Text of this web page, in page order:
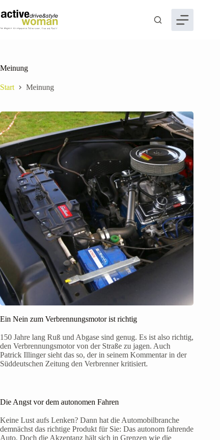
Inhalt
springen
Meinung
Start Meinung
Ein Nein zum Verbrennungsmotor ist richtig
150 Jahre lang Ruß und Abgase sind genug. Es ist also richtig,
den Verbrennungsmotor von der Straße zu jagen. Auch
Patrick Illinger sieht das so, der in seinem Kommentar in der
Süddeutschen Zeitung den Verbrenner kritisiert.
Die Angst vor dem autonomen Fahren
Keine Lust aufs Lenken? Dann hat die Automobilbranche
demnächst das richtige Produkt für Sie: Das autonom fahrende
Auto. Doch die Akzeptanz hält sich in Grenzen wie die